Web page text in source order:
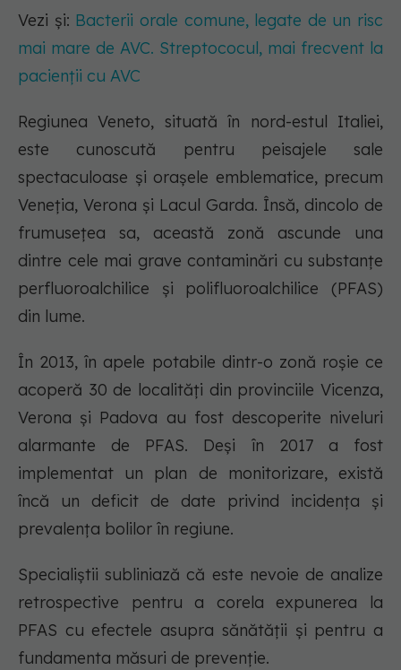
Vezi și: Bacterii orale comune, legate de un risc
mai mare de AVC. Streptococul, mai frecvent la
pacienții cu AVC
Regiunea Veneto, situată în nord-estul Italiei,
este cunoscută pentru peisajele sale
spectaculoase și orașele emblematice, precum
Veneția, Verona și Lacul Garda. Însă, dincolo de
frumusețea sa, această zonă ascunde una
dintre cele mai grave contaminări cu substanțe
perfluoroalchilice și polifluoroalchilice (PFAS)
din lume.
În 2013, în apele potabile dintr-o zonă roșie ce
acoperă 30 de localități din provinciile Vicenza,
Verona și Padova au fost descoperite niveluri
alarmante de PFAS. Deși în 2017 a fost
implementat un plan de monitorizare, există
încă un deficit de date privind incidența și
prevalența bolilor în regiune.
Specialiștii subliniază că este nevoie de analize
retrospective pentru a corela expunerea la
PFAS cu efectele asupra sănătății și pentru a
fundamenta măsuri de prevenție.